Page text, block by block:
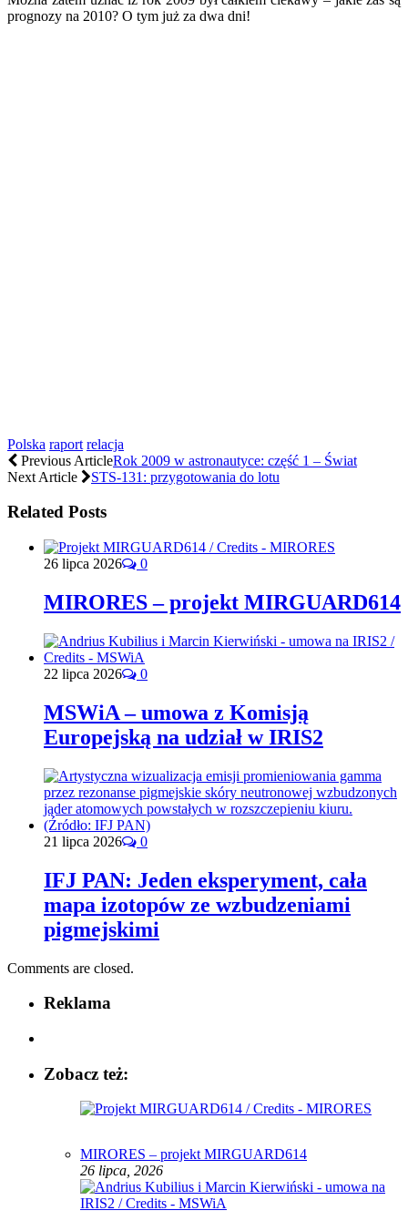
prognozy na 2010? O tym już za dwa dni!
Polska raport relacja
Previous ArticleRok 2009 w astronautyce: część 1 – Świat
Next Article
STS-131: przygotowania do lotu
Related Posts
26 lipca 2026 0
MIRORES – projekt MIRGUARD614
22 lipca 2026 0
MSWiA – umowa z Komisją
Europejską na udział w IRIS2
21 lipca 2026 0
IFJ PAN: Jeden eksperyment, cała
mapa izotopów ze wzbudzeniami
pigmejskimi
Comments are closed.
Reklama
Zobacz też:
MIRORES – projekt MIRGUARD614
26 lipca, 2026